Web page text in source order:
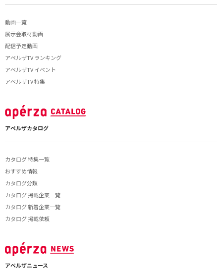
動画一覧
展示会取材動画
配信予定動画
アペルザTV ランキング
アペルザTV イベント
アペルザTV 特集
アペルザカタログ
カタログ 特集一覧
おすすめ情報
カタログ分類
カタログ 掲載企業一覧
カタログ 新着企業一覧
カタログ 掲載依頼
アペルザニュース